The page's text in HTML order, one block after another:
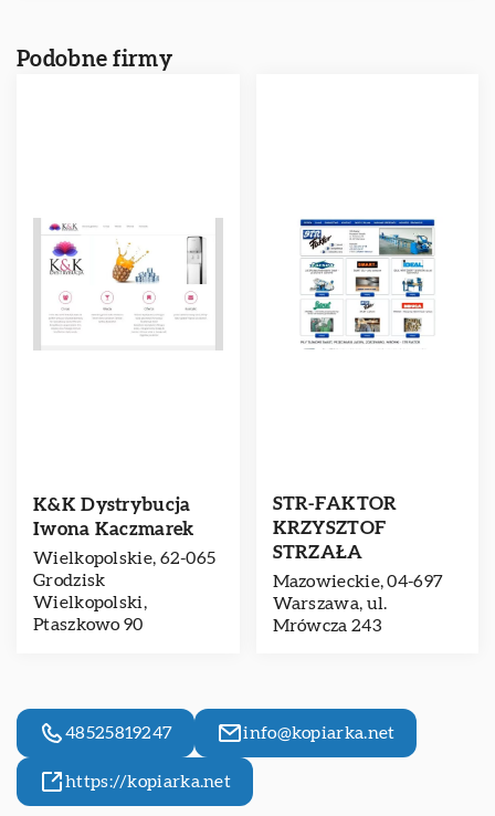
Podobne firmy
K&K Dystrybucja
Iwona Kaczmarek
Wielkopolskie, 62-065
Grodzisk
Wielkopolski,
Ptaszkowo 90
STR-FAKTOR
KRZYSZTOF
STRZAŁA
Mazowieckie, 04-697
Warszawa, ul.
Mrówcza 243
48525819247 info@kopiarka.net
https://kopiarka.net